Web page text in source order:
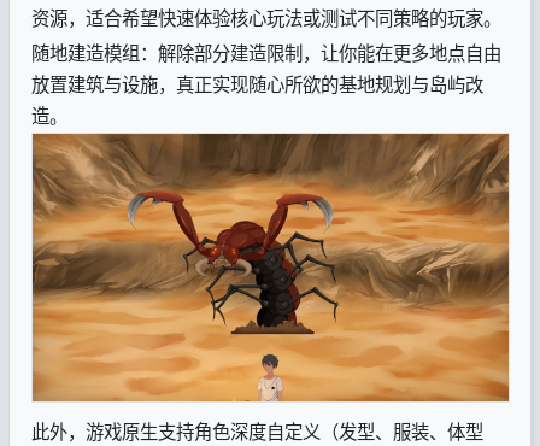
资源，适合希望快速体验核心玩法或测试不同策略的玩家。
随地建造模组：解除部分建造限制，让你能在更多地点自由
放置建筑与设施，真正实现随心所欲的基地规划与岛屿改
造。
此外，游戏原生支持角色深度自定义（发型、服装、体型